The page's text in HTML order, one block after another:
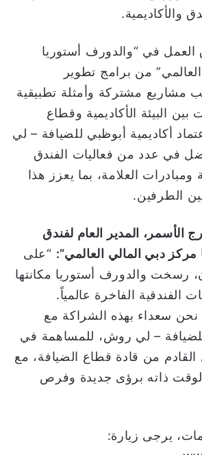
والأكاديمية.
في “والدورف أستوريا
من برامج تطوير
مشاريع مشتركة وأمثلة تطبيقية
بين البيئة الأكاديمية وقطاع
أكاديمية أبوظبي للضيافة – لي
في عدد من فعاليات الفندق
ومبادرات العلامة، بما يعزز هذا
الطرفين.
الأسمر، المدير العام لفندق
دبي المالي العالمي”: “على
رسخت والدورف أستوريا مكانتها
الفندقية الفاخرة عالمياً.
نحن سعداء بهذه الشراكة مع
للضيافة – لي روش، للمساهمة في
القادم من قادة قطاع الضيافة، مع
ذاته برؤى جديدة وفرص
يرجى زيارة: